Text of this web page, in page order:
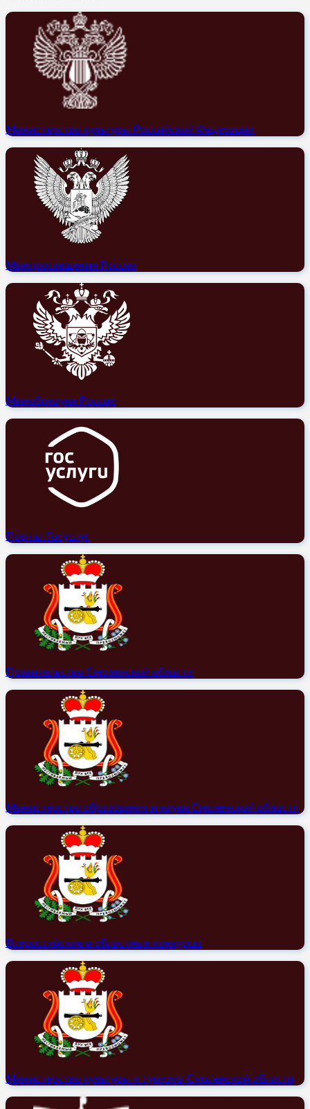
Министерство культуры Российской Федерации
Минпросвещения России
Минобрнауки России
Портал Госуслуг
Правительство Смоленской области
Министерство образования и науки Смоленской области
Всероссийские и областные конкурсы
Министерство культуры и туризма Смоленской области